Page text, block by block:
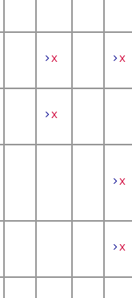
x x
x
x
x